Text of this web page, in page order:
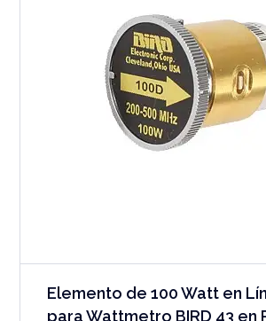
Elemento de 100 Watt en
para Wattmetro BIRD 43 en